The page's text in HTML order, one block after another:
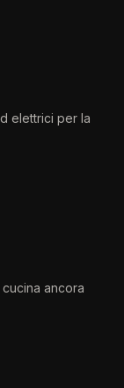
elettrici per la
ancora